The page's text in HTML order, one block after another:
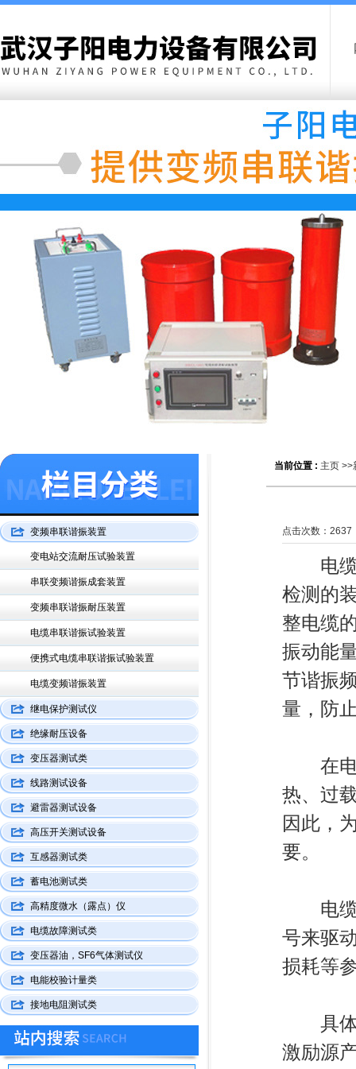
当前位置 : 主页 >>
点击次数： 2637
电
检测的
整电缆
振动能
节谐振
量，防
在电
热、过
因此，
要。
电缆
号来驱
损耗等
具体
激励源
变频串联谐振装置
变电站交流耐压试验装置
串联变频谐振成套装置
变频串联谐振耐压装置
电缆串联谐振试验装置
便携式电缆串联谐振试验装置
电缆变频谐振装置
继电保护测试仪
绝缘耐压设备
变压器测试类
线路测试设备
避雷器测试设备
高压开关测试设备
互感器测试类
蓄电池测试类
高精度微水（露点）仪
电缆故障测试类
变压器油，SF6气体测试仪
电能校验计量类
接地电阻测试类